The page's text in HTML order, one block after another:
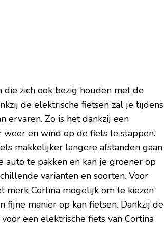
zich ook bezig houden met de
de elektrische fietsen zal je tijdens
ervaren. Zo is het dankzij een
en wind op de fiets te stappen.
makkelijker langere afstanden gaan
auto te pakken en kan je groener op
varianten en soorten. Voor
merk Cortina mogelijk om te kiezen
fijne manier op kan fietsen. Dankzij de
een elektrische fiets van Cortina